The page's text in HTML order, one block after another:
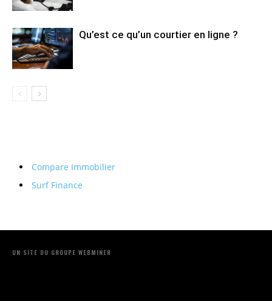
Qu’est ce qu’un courtier en ligne ?
Compare Immobilier
Surf Finance
UN SITE DU GROUPE WEBMINER